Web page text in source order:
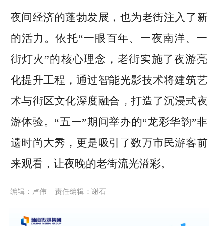
夜间经济的蓬勃发展，也为老街注入了新
的活力。依托“一眼百年、一夜南洋、一
街灯火”的核心理念，老街实施了夜游亮
化提升工程，通过智能光影技术将建筑艺
术与街区文化深度融合，打造了沉浸式夜
游体验。“五一”期间举办的“龙彩华韵”非
遗时尚大秀，更是吸引了数万市民游客前
来观看，让夜晚的老街流光溢彩。
编辑：卢伟 责任编辑：谢石